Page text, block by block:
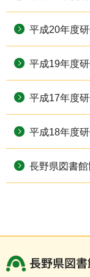
平成20年度
平成19年度
平成17年度
平成18年度
長野県図書